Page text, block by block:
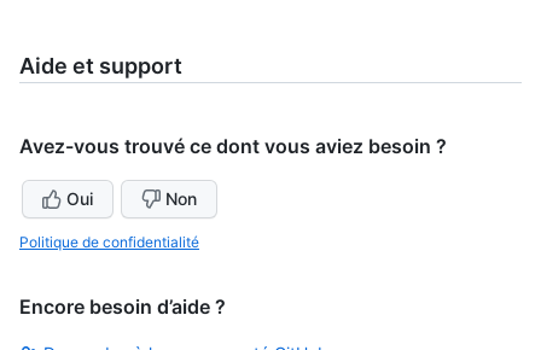
Aide et support
Avez-vous trouvé ce dont vous aviez besoin ?
Oui Non
Politique de confidentialité
Encore besoin d’aide ?